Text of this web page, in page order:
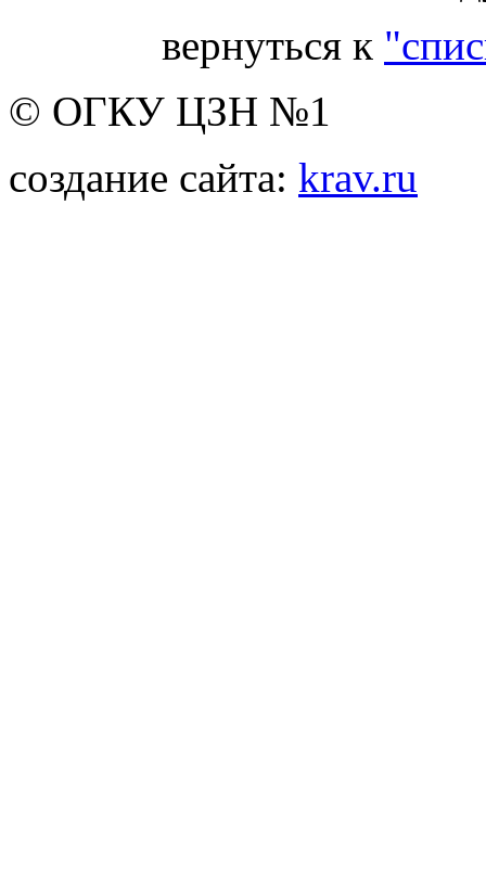
вернуться к
© ОГКУ ЦЗН №1
создание сайта: krav.ru